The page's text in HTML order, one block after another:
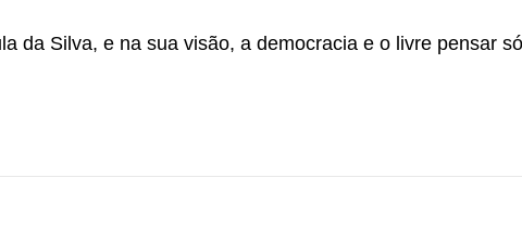
da Silva, e na sua visão, a democracia e o livre pensar só